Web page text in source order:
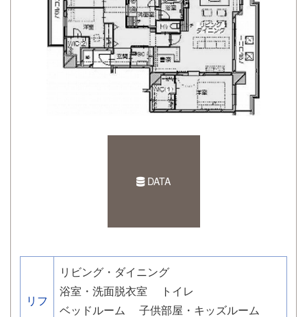
DATA
リフ
リビング・ダイニング
浴室・洗面脱衣室
トイレ
ベッドルーム
子供部屋・キッズルーム